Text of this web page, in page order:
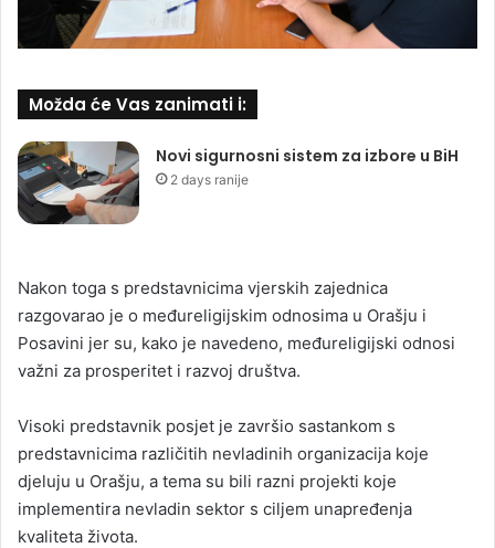
Možda će Vas zanimati i:
Novi sigurnosni sistem za izbore u BiH
2 days ranije
Nakon toga s predstavnicima vjerskih zajednica
razgovarao je o međureligijskim odnosima u Orašju i
Posavini jer su, kako je navedeno, međureligijski odnosi
važni za prosperitet i razvoj društva.
Visoki predstavnik posjet je završio sastankom s
predstavnicima različitih nevladinih organizacija koje
djeluju u Orašju, a tema su bili razni projekti koje
implementira nevladin sektor s ciljem unapređenja
kvaliteta života.